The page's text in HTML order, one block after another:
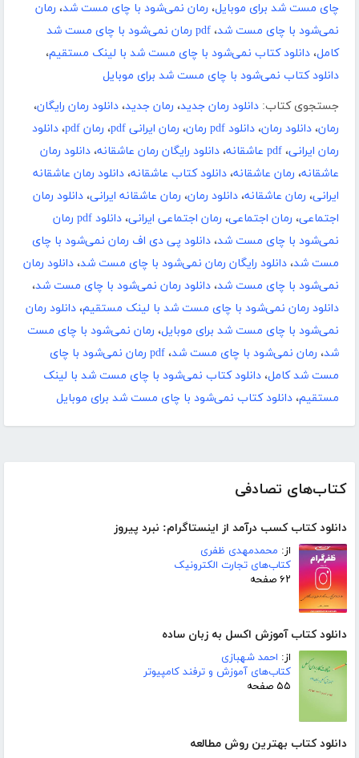
کتاب‌های تصادفی
دانلود کتاب کسب درآمد از اینستاگرام: نبرد پیروز
از: محمدمهدی ظفری
کتاب‌های تجارت الکترونیک
۶۲ صفحه
دانلود کتاب آموزش اکسل به زبان ساده
از: احمد شهبازی
کتاب‌های آموزش و ترفند کامپیوتر
۵۵ صفحه
دانلود کتاب بهترین روش مطالعه
چای مست شد برای موبایل، رمان نمی‌شود با چای مست شد، رمان
نمی‌شود با چای مست شد،
pdf رمان نمی‌شود با چای مست شد
کامل، دانلود کتاب نمی‌شود با چای مست شد با لینک مستقیم،
دانلود کتاب نمی‌شود با چای مست شد برای موبایل
جستجوی کتاب: دانلود رمان جدید، رمان جدید، دانلود رمان رایگان،
رمان، دانلود رمان، دانلود pdf رمان ، رمان ایرانی pdf ، رمان pdf ، دانلود
رمان ایرانی، pdf عاشقانه ، دانلود رایگان رمان عاشقانه، دانلود رمان
عاشقانه، رمان عاشقانه، دانلود کتاب عاشقانه، دانلود رمان عاشقانه
ایرانی، رمان عاشقانه، دانلود رمان، رمان عاشقانه ایرانی، دانلود رمان
اجتماعی، رمان اجتماعی، رمان اجتماعی ایرانی،
دانلود pdf رمان
نمی‌شود با چای مست شد، دانلود پی دی اف رمان نمی‌شود با چای
مست شد، دانلود رایگان رمان نمی‌شود با چای مست شد، دانلود رمان
نمی‌شود با چای مست شد، دانلود رمان نمی‌شود با چای مست شد،
دانلود رمان نمی‌شود با چای مست شد با لینک مستقیم، دانلود رمان
نمی‌شود با چای مست شد برای موبایل، رمان نمی‌شود با چای مست
شد، رمان نمی‌شود با چای مست شد،
pdf رمان نمی‌شود با چای
مست شد کامل، دانلود کتاب نمی‌شود با چای مست شد با لینک
مستقیم، دانلود کتاب نمی‌شود با چای مست شد برای موبایل